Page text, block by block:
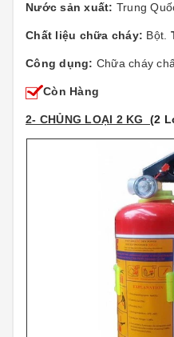
Nước sản xuất: Trung
Chất liệu chữa cháy: Bột.
Công dụng: Chữa cháy
Còn Hàng
2- CHỦNG LOẠI 2 KG (2